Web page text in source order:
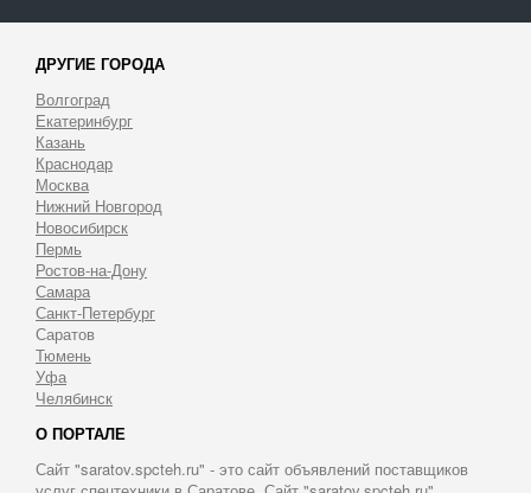
ДРУГИЕ ГОРОДА
Волгоград
Екатеринбург
Казань
Краснодар
Москва
Нижний Новгород
Новосибирск
Пермь
Ростов-на-Дону
Самара
Санкт-Петербург
Саратов
Тюмень
Уфа
Челябинск
О ПОРТАЛЕ
Сайт "saratov.spcteh.ru" - это сайт объявлений поставщиков